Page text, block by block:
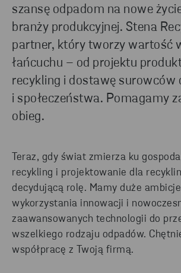
szansę odpadom na nowe
branży produkcyjnej. Stena
partner, który tworzy wartość
łańcuchu – od projektu
recykling i dostawę surowców
i społeczeństwa. Pomagamy
obieg.
Teraz, gdy świat zmierza ku
recykling i projektowanie dla
decydującą rolę. Mamy duże
wykorzystania innowacji i
zaawansowanych technologii do
wszelkiego rodzaju odpadów.
współpracę z Twoją firmą.
SKONTAKTUJ SIĘ Z